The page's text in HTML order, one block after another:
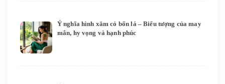
Ý nghĩa hình xăm cỏ bốn lá – Biểu tượng của may
mắn, hy vọng và hạnh phúc